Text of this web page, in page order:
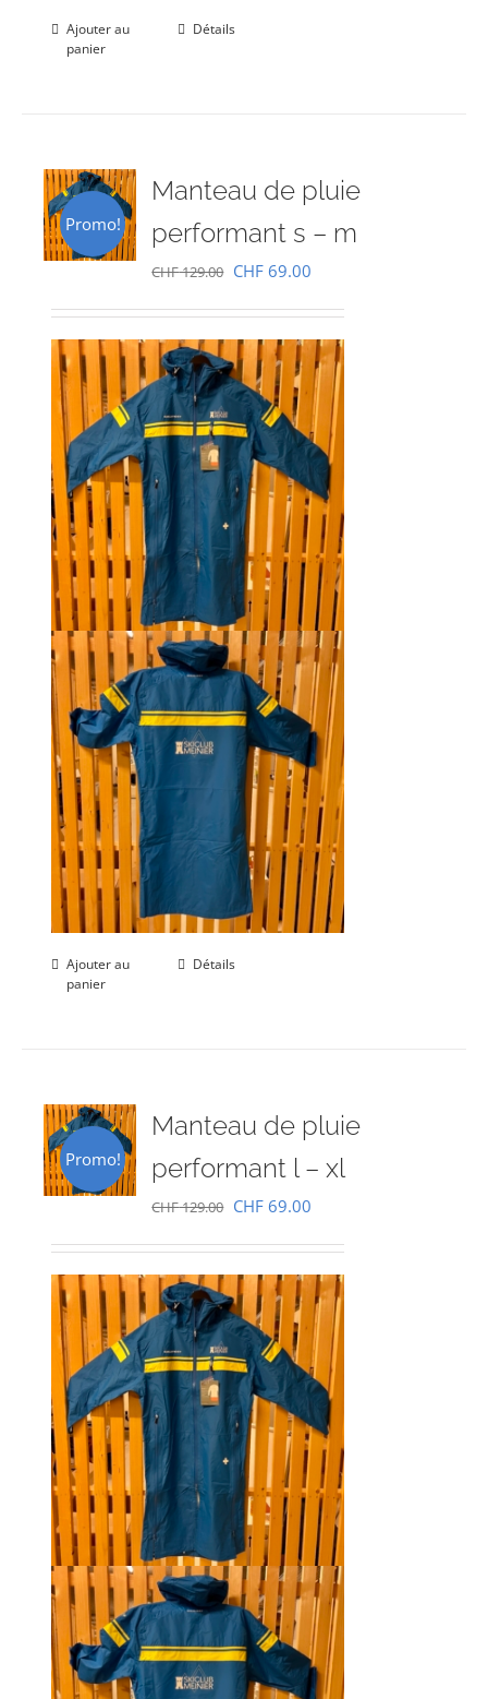
Ajouter au
panier
Détails
Promo!
Manteau de pluie
performant s – m
CHF129.00 Le
initial
était :
CHF 129.00.
CHF 69.00
actuel
est :
CHF 69.00.
Ajouter au
panier
Détails
Promo!
Manteau de pluie
performant l – xl
CHF129.00 Le
initial
était :
CHF 129.00.
CHF 69.00
actuel
est :
CHF 69.00.